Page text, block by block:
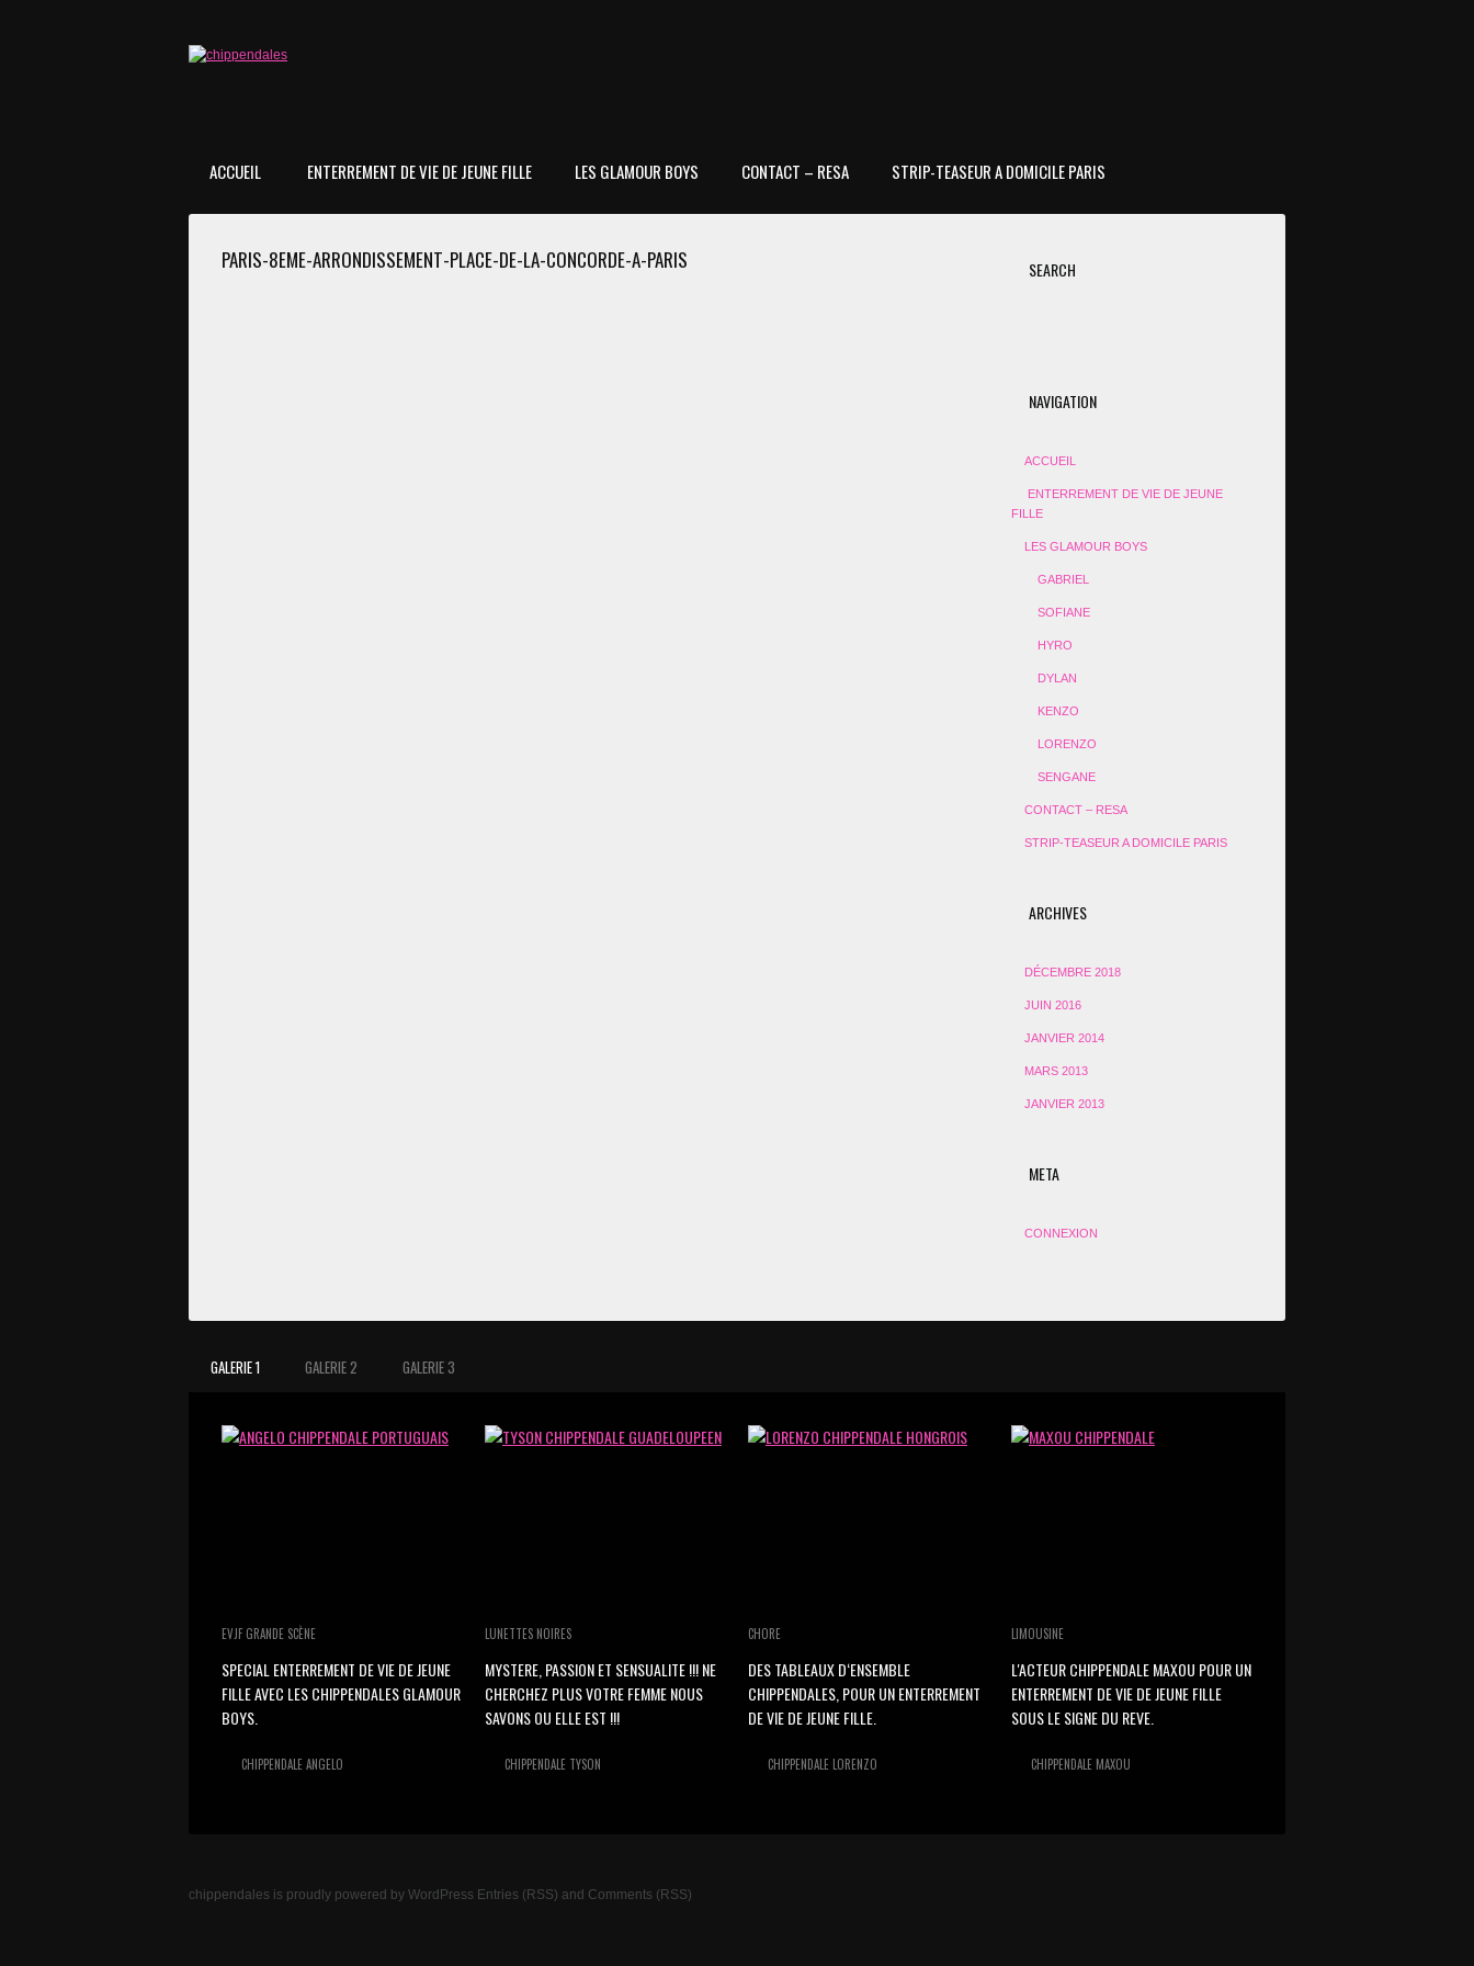
ACCUEIL ENTERREMENT DE VIE DE JEUNE FILLE LES GLAMOUR BOYS CONTACT – RESA STRIP-TEASEUR A DOMICILE PARIS
PARIS-8EME-ARRONDISSEMENT-PLACE-DE-LA-CONCORDE-A-PARIS SEARCH
NAVIGATION
ACCUEIL
ENTERREMENT DE VIE DE JEUNE
FILLE
LES GLAMOUR BOYS
GABRIEL
SOFIANE
HYRO
DYLAN
KENZO
LORENZO
SENGANE
CONTACT – RESA
STRIP-TEASEUR A DOMICILE PARIS
ARCHIVES
DÉCEMBRE 2018
JUIN 2016
JANVIER 2014
MARS 2013
JANVIER 2013
META
CONNEXION
GALERIE 1 GALERIE 2 GALERIE 3
EVJF GRANDE SCÈNE
SPECIAL ENTERREMENT DE VIE DE JEUNE
FILLE AVEC LES CHIPPENDALES GLAMOUR
BOYS.
CHIPPENDALE ANGELO
LUNETTES NOIRES
MYSTERE, PASSION ET SENSUALITE !!! NE
CHERCHEZ PLUS VOTRE FEMME NOUS
SAVONS OU ELLE EST !!!
CHIPPENDALE TYSON
CHORE
DES TABLEAUX D‘ENSEMBLE
CHIPPENDALES, POUR UN ENTERREMENT
DE VIE DE JEUNE FILLE.
CHIPPENDALE LORENZO
LIMOUSINE
L'ACTEUR CHIPPENDALE MAXOU POUR UN
ENTERREMENT DE VIE DE JEUNE FILLE
SOUS LE SIGNE DU REVE.
CHIPPENDALE MAXOU
chippendales is proudly powered by WordPress Entries (RSS) and Comments (RSS)